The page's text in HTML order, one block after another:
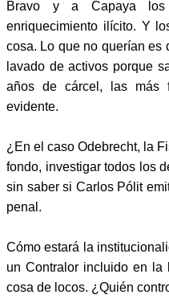
Bravo y a Capaya los
enriquecimiento ilícito. Y
cosa. Lo que no querían es
lavado de activos porque
años de cárcel, las más
evidente.
¿En el caso Odebrecht, la
fondo, investigar todos los
sin saber si Carlos Pólit
penal.
Cómo estará la
un Contralor incluido en la
cosa de locos. ¿Quién